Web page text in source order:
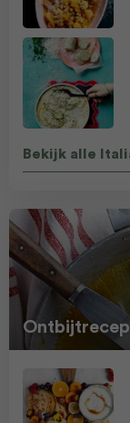
Bekijk alle